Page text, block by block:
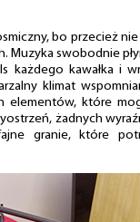
bo przecież
Muzyka swobodnie
każdego kawałka i
klimat
elementów, które
żadnych
granie, które